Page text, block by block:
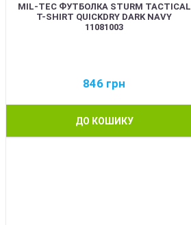
MIL-TEC ФУТБОЛКА STURM TACTICAL
T-SHIRT QUICKDRY DARK NAVY
11081003
846 грн
ДО КОШИКУ